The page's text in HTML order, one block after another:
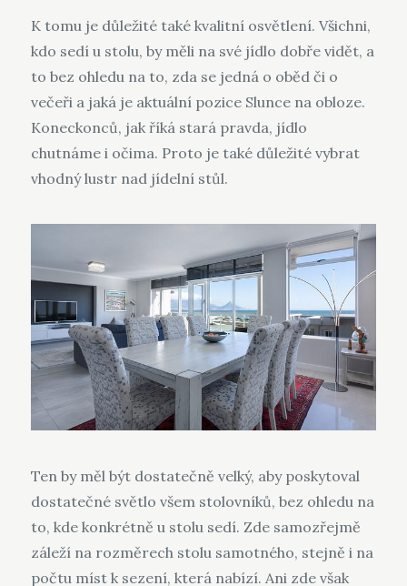
K tomu je důležité také kvalitní osvětlení. Všichni,
kdo sedí u stolu, by měli na své jídlo dobře vidět, a
to bez ohledu na to, zda se jedná o oběd či o
večeři a jaká je aktuální pozice Slunce na obloze.
Koneckonců, jak říká stará pravda, jídlo
chutnáme i očima. Proto je také důležité vybrat
vhodnýlustr nad jídelní stůl.
Ten by měl být dostatečně velký, aby poskytoval
dostatečné světlo všem stolovníků, bez ohledu na
to, kde konkrétně u stolu sedí. Zde samozřejmě
záleží na rozměrech stolu samotného, stejně i na
počtu míst k sezení, která nabízí. Ani zde však